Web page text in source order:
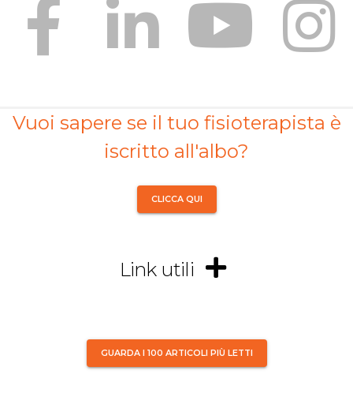
Vuoi sapere se il tuo fisioterapista è
iscritto all'albo?
CLICCA QUI
Link utili
GUARDA I 100 ARTICOLI PIÙ LETTI